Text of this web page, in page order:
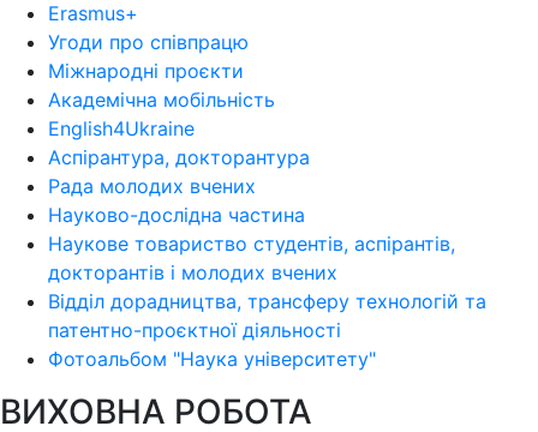
Erasmus+
Угоди про співпрацю
Міжнародні проєкти
Академічна мобільність
English4Ukraine
Аспірантура, докторантура
Рада молодих вчених
Науково-дослідна частина
Наукове товариство студентів, аспірантів,
докторантів і молодих вчених
Відділ дорадництва, трансферу технологій та
патентно-проєктної діяльності
Фотоальбом "Наука університету"
ВИХОВНА РОБОТА